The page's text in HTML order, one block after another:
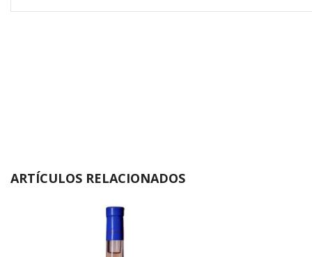
ARTÍCULOS RELACIONADOS